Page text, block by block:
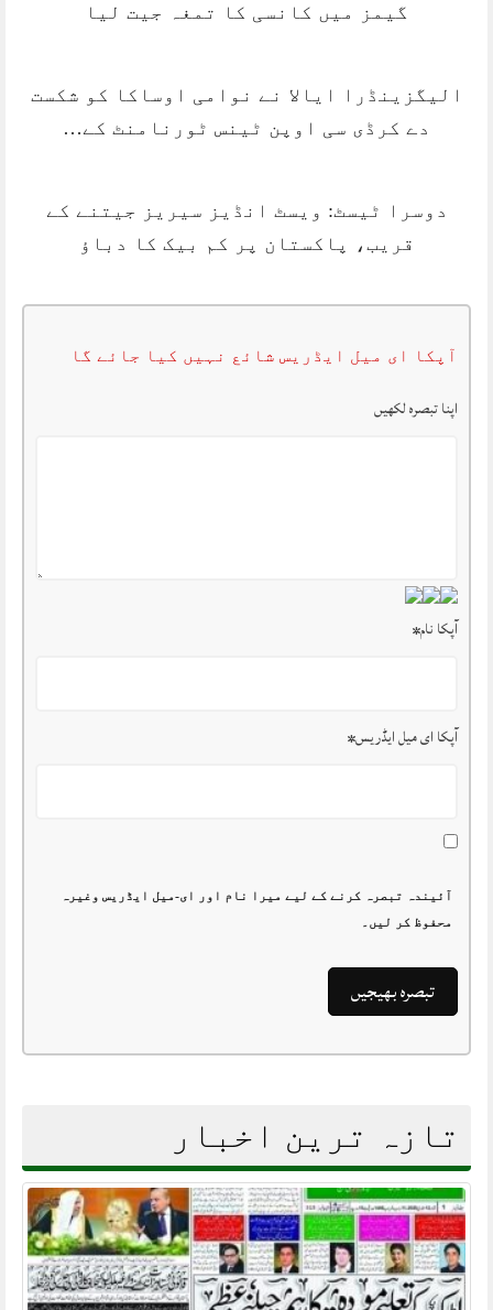
گیمز میں کانسی کا تمغہ جیت لیا
الیگزینڈرا ایالا نے نوامی اوساکا کو شکست
دے کرڈی سی اوپن ٹینس ٹورنامنٹ کے…
دوسرا ٹیسٹ: ویسٹ انڈیز سیریز جیتنے کے
قریب، پاکستان پر کم بیک کا دباؤ
آپکا ای میل ایڈریس شائع نہیں کیا جائے گا
اپنا تبصرہ لکھیں
آپکا نام*
آپکا ای میل ایڈریس*
آئیندہ تبصرہ کرنے کے لیے میرا نام اور ای-میل ایڈریس وغیرہ
محفوظ کر لیں۔
تازہ ترین اخبار